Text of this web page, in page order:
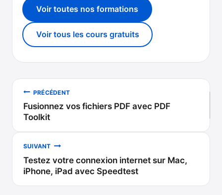
Voir toutes nos formations
Voir tous les cours gratuits
Navigation
de
l’article
PRÉCÉDENT
Fusionnez vos fichiers PDF avec PDF
Toolkit
SUIVANT
Testez votre connexion internet sur Mac,
iPhone, iPad avec Speedtest